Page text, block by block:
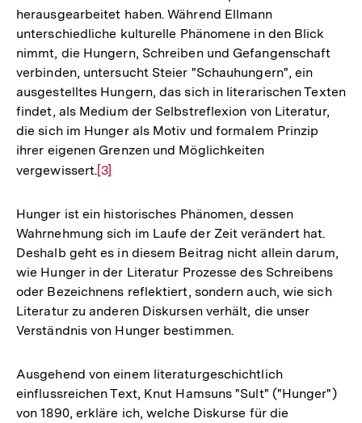
herausgearbeitet haben. Während Ellmann
unterschiedliche kulturelle Phänomene in den Blick
nimmt, die Hungern, Schreiben und Gefangenschaft
verbinden, untersucht Steier "Schauhungern", ein
ausgestelltes Hungern, das sich in literarischen Texten
findet, als Medium der Selbstreflexion von Literatur,
die sich im Hunger als Motiv und formalem Prinzip
ihrer eigenen Grenzen und Möglichkeiten
vergewissert.Zur
der
Fußnote
[3]
Hunger ist ein historisches Phänomen, dessen
Wahrnehmung sich im Laufe der Zeit verändert hat.
Deshalb geht es in diesem Beitrag nicht allein darum,
wie Hunger in der Literatur Prozesse des Schreibens
oder Bezeichnens reflektiert, sondern auch, wie sich
Literatur zu anderen Diskursen verhält, die unser
Verständnis von Hunger bestimmen.
Ausgehend von einem literaturgeschichtlich
einflussreichen Text, Knut Hamsuns "Sult" ("Hunger")
von 1890, erkläre ich, welche Diskurse für die